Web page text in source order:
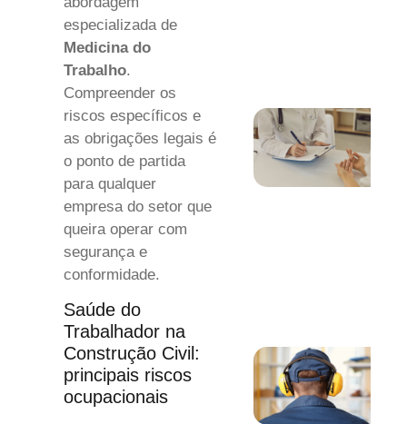
especializada de
Medicina do
Trabalho.
Compreender os
riscos específicos e
as obrigações legais é
o ponto de partida
para qualquer
empresa do setor que
queira operar com
segurança e
conformidade.
Saúde do
Trabalhador na
Construção Civil:
principais riscos
ocupacionais